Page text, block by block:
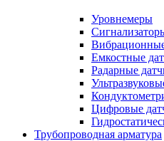
Уровнемеры
Емкостные
Радарные
Цифровые
Трубопроводная арматура